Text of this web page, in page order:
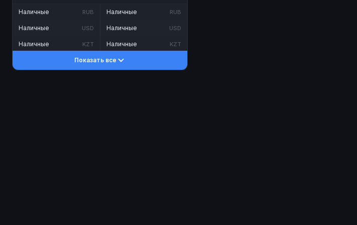
Наличные RUB
Наличные USD
Наличные KZT
Наличные RUB
Наличные USD
Наличные KZT
Показать все